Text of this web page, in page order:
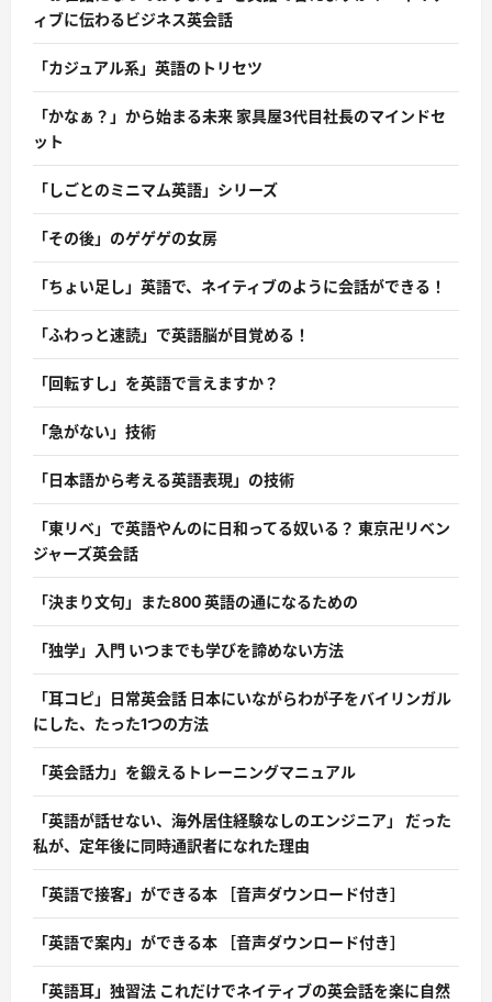
ィブに伝わるビジネス英会話
「カジュアル系」英語のトリセツ
「かなぁ？」から始まる未来 家具屋3代目社長のマインドセ
ット
「しごとのミニマム英語」シリーズ
「その後」のゲゲゲの女房
「ちょい足し」英語で、ネイティブのように会話ができる！
「ふわっと速読」で英語脳が目覚める！
「回転すし」を英語で言えますか？
「急がない」技術
「日本語から考える英語表現」の技術
「東リベ」で英語やんのに日和ってる奴いる？ 東京卍リベン
ジャーズ英会話
「決まり文句」また800 英語の通になるための
「独学」入門 いつまでも学びを諦めない方法
「耳コピ」日常英会話 日本にいながらわが子をバイリンガル
にした、たった1つの方法
「英会話力」を鍛えるトレーニングマニュアル
「英語が話せない、海外居住経験なしのエンジニア」 だった
私が、定年後に同時通訳者になれた理由
「英語で接客」ができる本 ［音声ダウンロード付き］
「英語で案内」ができる本 ［音声ダウンロード付き］
「英語耳」独習法 これだけでネイティブの英会話を楽に自然